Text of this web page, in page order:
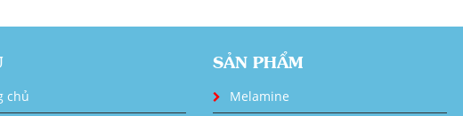
chủ
SẢN PHẨM
Melamine